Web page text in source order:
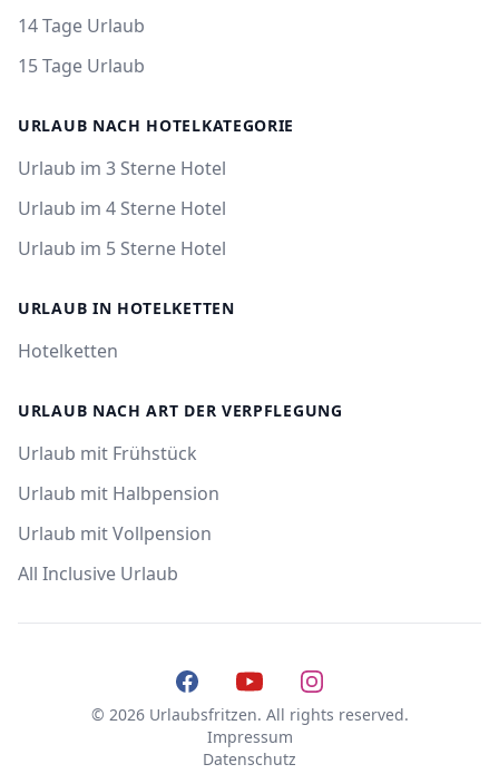
14 Tage Urlaub
15 Tage Urlaub
URLAUB NACH HOTELKATEGORIE
Urlaub im 3 Sterne Hotel
Urlaub im 4 Sterne Hotel
Urlaub im 5 Sterne Hotel
URLAUB IN HOTELKETTEN
Hotelketten
URLAUB NACH ART DER VERPFLEGUNG
Urlaub mit Frühstück
Urlaub mit Halbpension
Urlaub mit Vollpension
All Inclusive Urlaub
FacebookYouTubeInstagram
© 2026 Urlaubsfritzen. All rights reserved.
Impressum
Datenschutz